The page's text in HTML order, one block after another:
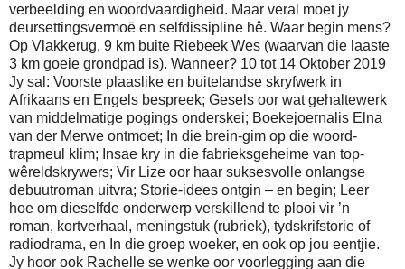
verbeelding en woordvaardigheid. Maar veral moet jy
deursettingsvermoë en selfdissipline hê. Waar begin mens?
Op Vlakkerug, 9 km buite Riebeek Wes (waarvan die laaste
3 km goeie grondpad is). Wanneer? 10 tot 14 Oktober 2019
Jy sal: Voorste plaaslike en buitelandse skryfwerk in
Afrikaans en Engels bespreek; Gesels oor wat gehaltewerk
van middelmatige pogings onderskei; Boekejoernalis Elna
van der Merwe ontmoet; In die brein-gim op die woord-
trapmeul klim; Insae kry in die fabrieksgeheime van top-
wêreldskrywers; Vir Lize oor haar suksesvolle onlangse
debuutroman uitvra; Storie-idees ontgin – en begin; Leer
hoe om dieselfde onderwerp verskillend te plooi vir ’n
roman, kortverhaal, meningstuk (rubriek), tydskrifstorie of
radiodrama, en In die groep woeker, en ook op jou eentjie.
Jy hoor ook Rachelle se wenke oor voorlegging aan die